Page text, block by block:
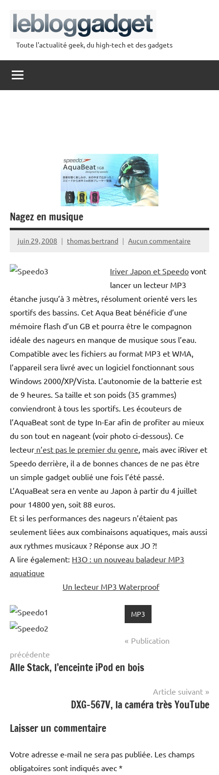
contenu
lebloggadget
Toute l'actualité geek, du high-tech et des gadgets
Nagez en musique
juin 29, 2008 thomas bertrand Aucun commentaire
Iriver Japon et Speedo vont
lancer un lecteur MP3
étanche jusqu’à 3 mètres, résolument orienté vers les
sportifs des bassins. Cet Aqua Beat bénéficie d’une
mémoire flash d’un GB et pourra être le compagnon
idéale des nageurs en manque de musique sous l’eau.
Compatible avec les fichiers au format MP3 et WMA,
l’appareil sera livré avec un logiciel fonctionnant sous
Windows 2000/XP/Vista. L’autonomie de la batterie est
de 9 heures. Sa taille et son poids (35 grammes)
conviendront à tous les sportifs. Les écouteurs de
l’AquaBeat sont de type In-Ear afin de profiter au mieux
du son tout en nageant (voir photo ci-dessous). Ce
lecteur n’est pas le premier du genre , mais avec iRiver et
Speedo derrière, il a de bonnes chances de ne pas être
un simple gadget oublié une fois l’été passé.
L’AquaBeat sera en vente au Japon à partir du 4 juillet
pour 14800 yen, soit 88 euros.
Et si les performances des nageurs n’étaient pas
seulement liées aux combinaisons aquatiques, mais aussi
aux rythmes musicaux ? Réponse aux JO ?!
A lire également: H3O : un nouveau baladeur MP3
aquatique
Un lecteur MP3 Waterproof
MP3
de
l’article
Publication
précédente
Alle Stack, l’enceinte iPod en bois
Article suivant
DXG-567V, la caméra très YouTube
Laisser un commentaire
Votre adresse e-mail ne sera pas publiée. Les champs
obligatoires sont indiqués avec *